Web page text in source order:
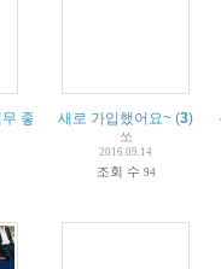
(1 )좋았어욥ㅎㅎㅎㅎ (3)
새로 가입했어요~ (3)
쏘
2016.09.14
조회 수 94